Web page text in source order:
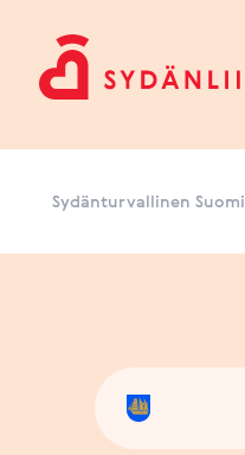
Sydänturvallinen Suomi